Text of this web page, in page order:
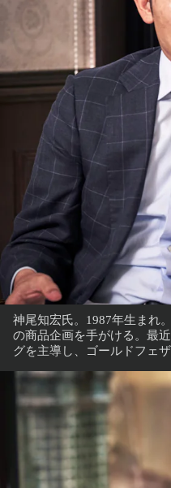
神尾知宏氏。1987年生まれ
の商品企画を手がける。最
グを主導し、ゴールドフェ